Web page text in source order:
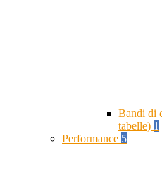
Bandi di
tabelle) 1
Performance 5